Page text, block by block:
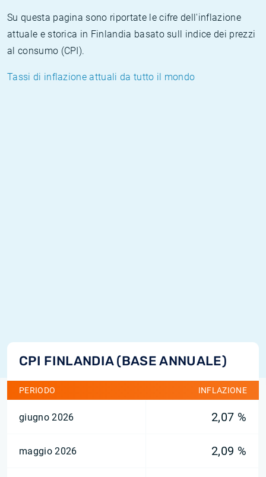
Su questa pagina sono riportate le cifre dell'inflazione
attuale e storica in Finlandia basato sull indice dei prezzi
al consumo (CPI).
Tassi di inflazione attuali da tutto il mondo
CPI FINLANDIA (BASE ANNUALE)
PERIODO INFLAZIONE
giugno 2026 2,07 %
maggio 2026 2,09 %